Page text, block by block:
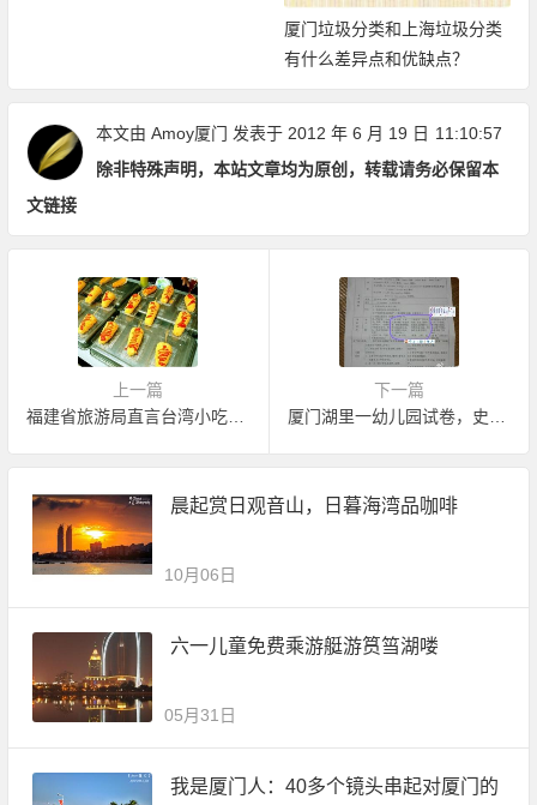
厦门垃圾分类和上海垃圾分类
有什么差异点和优缺点？
本文由 Amoy厦门 发表于 2012 年 6 月 19 日 11:10:57
除非特殊声明，本站文章均为原创，转载请务必保留本
文链接
上一篇
福建省旅游局直言台湾小吃庙会坑爹
下一篇
厦门湖里一幼儿园试卷，史上第一邪恶
晨起赏日观音山，日暮海湾品咖啡
10月06日
六一儿童免费乘游艇游筼筜湖喽
05月31日
我是厦门人：40多个镜头串起对厦门的